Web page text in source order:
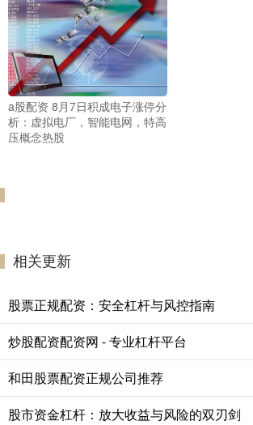
a股配资 8月7日积成电子涨停分
析：虚拟电厂，智能电网，特高
压概念热股
相关更新
股票正规配资：安全杠杆与风控指南
炒股配资配资网 - 专业杠杆平台
和田股票配资正规公司推荐
股市资金杠杆：放大收益与风险的双刃剑